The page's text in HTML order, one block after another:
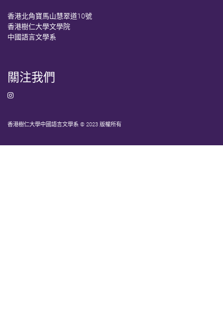
香港北角寶馬山慧翠道10號
香港樹仁大學文學院
中國語言文學系
關注我們
香港樹仁大學中國語言文學系 © 2023 版權所有